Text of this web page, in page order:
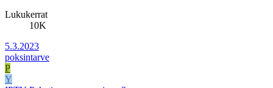
Lukukerrat
10K
5.3.2023
poksintarve
P
Y